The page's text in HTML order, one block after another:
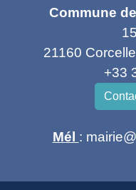
Commune
21160
+33
Mél :